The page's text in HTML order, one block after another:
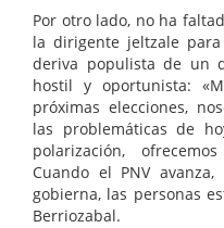
Por otro lado, no ha
la dirigente jeltzale
deriva populista de un
hostil y oportunista:
próximas elecciones,
las problemáticas de
polarización,
Cuando el PNV
gobierna, las personas
Berriozabal.